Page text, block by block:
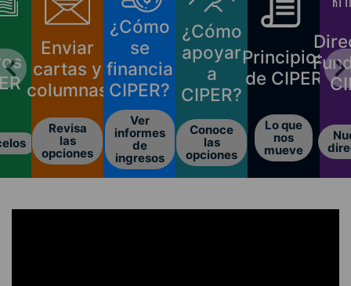
Enviar
cartas y
columnas
Revisa
las
opciones
¿Cómo
se
financia
CIPER?
Ver
informes
de
ingresos
¿Cómo
apoyar
CIPER?
Conoce
las
opciones
Principios
de CIPER
Lo que
nos
mueve